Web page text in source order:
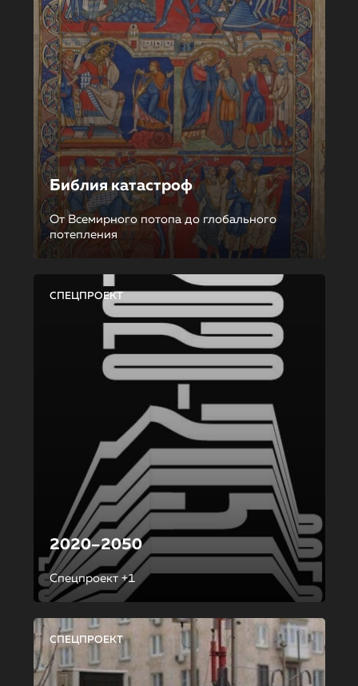
Библия катастроф
От Всемирного потопа до глобального
потепления
СПЕЦПРОЕКТ
2020–2050
Спецпроект +1
СПЕЦПРОЕКТ